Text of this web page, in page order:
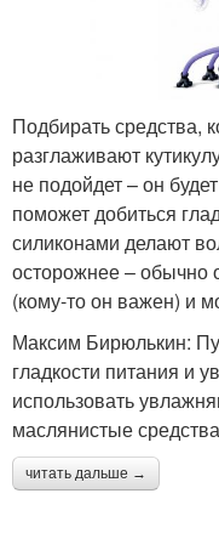
Подбирать средства,
разглаживают
не подойдет – он
поможет добиться
силиконами делают
осторожнее – обычно
(кому-то он важен) и
Максим Бирюлькин:
гладкости питания и
использовать
маслянистые
читать дальше →